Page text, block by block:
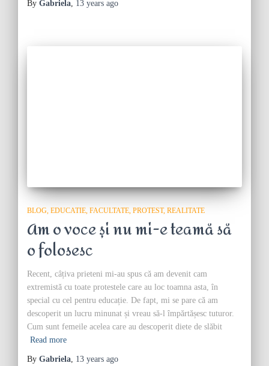
By Gabriela, 13 years ago
BLOG EDUCATIE FACULTATE PROTEST REALITATE
Am o voce și nu mi-e teamă să
o folosesc
Recent, câțiva prieteni mi-au spus că am devenit cam
extremistă cu toate protestele care au loc toamna asta, în
special cu cel pentru educație. De fapt, mi se pare că am
descoperit un lucru minunat și vreau să-l împărtășesc tuturor.
Cum sunt femeile acelea care au descoperit diete de slăbit
Read more
By Gabriela, 13 years ago